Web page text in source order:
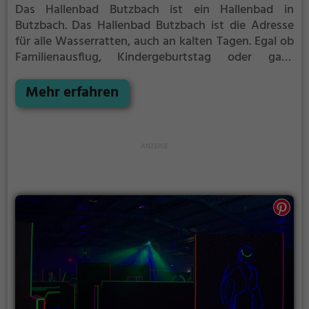
Das Hallenbad Butzbach ist ein Hallenbad in
Butzbach. Das Hallenbad Butzbach ist die Adresse
für alle Wasserratten, auch an kalten Tagen. Egal ob
Familienausflug, Kindergeburtstag oder ganz
kommt jeder auf seine Kosten.
Mehr erfahren